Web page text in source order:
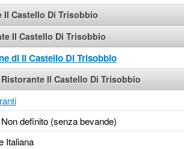
Castello Di Trisobbio
Il Castello Di Trisobbio
di Il Castello Di Trisobbio
Il Castello Di Trisobbio
definito (senza bevande)
Italiana